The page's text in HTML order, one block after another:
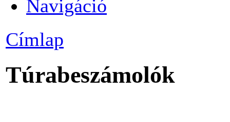
Navigáció
Címlap
Túrabeszámolók